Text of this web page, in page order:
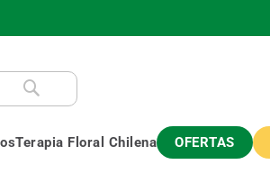
Terapia Floral Chilena OFERTAS